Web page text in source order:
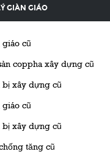
GIÀN GIÁO
cũ
coppha xây dựng cũ
bị xây dựng cũ
giáo cũ
bị xây dựng cũ
tăng cũ